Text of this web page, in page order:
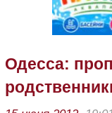
Одесса: